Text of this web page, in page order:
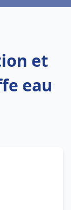
et
eau